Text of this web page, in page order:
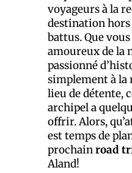
voyageurs à la
destination hors
battus. Que
amoureux de la
passionné
simplement à la
lieu de détente,
archipel a
offrir. Alors,
est temps de
prochainroad
Aland!